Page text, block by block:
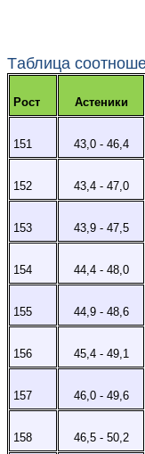
Тaблицa
Рост Астеники
151 43,0 - 46,4
152 43,4 - 47,0
153 43,9 - 47,5
154 44,4 - 48,0
155 44,9 - 48,6
156 45,4 - 49,1
157 46,0 - 49,6
158 46,5 - 50,2